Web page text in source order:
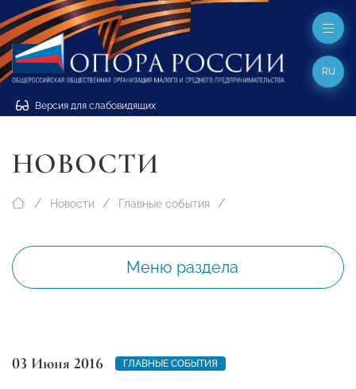
Версия для слабовидящих
RU
НОВОСТИ
Новости Главные события
Меню раздела
03 Июня 2016 ГЛАВНЫЕ СОБЫТИЯ